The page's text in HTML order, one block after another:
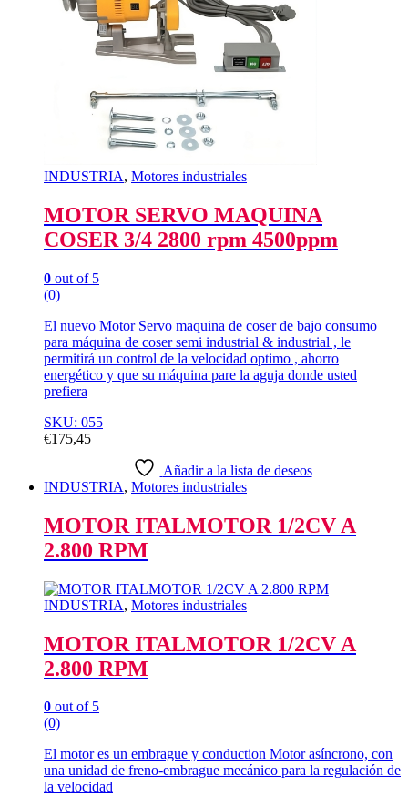
INDUSTRIA, Motores industriales
MOTOR SERVO MAQUINA
COSER 3/4 2800 rpm 4500ppm
0 out of 5
(0)
El nuevo Motor Servo maquina de coser de bajo consumo
para máquina de coser semi industrial & industrial , le
permitirá un control de la velocidad optimo , ahorro
energético y que su máquina pare la aguja donde usted
prefiera
SKU: 055
€175,45
Añadir a la lista de deseos
INDUSTRIA, Motores industriales
MOTOR ITALMOTOR 1/2CV A
2.800 RPM
INDUSTRIA, Motores industriales
MOTOR ITALMOTOR 1/2CV A
2.800 RPM
0 out of 5
(0)
El motor es un embrague y conduction Motor asíncrono, con
una unidad de freno-embrague mecánico para la regulación de
la velocidad